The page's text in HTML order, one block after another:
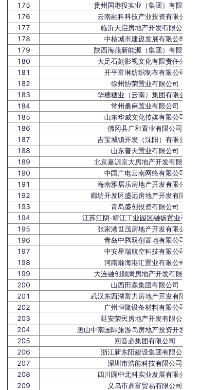
175
贵州国港投实业（集团）有限公司
176
云南融科科技产业投资有限公司
177
临沂天启房地产开发有限公司
178
中核城市建设发展有限公司
179
陕西海燕新能源（集团）有限公司
180
大足石刻影视文化有限责任公司
181
开平富琳纺织制衣有限公司
182
徐州协荣置业有限公司
183
华糖糖业（云南）集团有限公司
184
常州桑麻置业有限公司
185
山东华威文化传媒有限公司
186
佛冈县广和置业有限公司
187
吉宝城镇开发（沈阳）有限公司
188
山东普天置业有限公司
189
北京嘉源京大房地产开发有限公司
190
中国广电云南网络有限公司
191
海南雅居乐房地产开发有限公司
192
廊坊开发区盛远房地产开发有限公司
193
青岛盛创投资有限公司
194
江苏江阴-靖江工业园区融扬置业有限公司
195
张家港世茂房地产开发有限公司
196
青岛中腾双创置地有限公司
197
中安星瑞航空科技有限公司
198
河南瀚海港汇置业有限公司
199
大连融创颢腾房地产开发有限公司
200
山西田森集团有限公司
201
武汉东西湖富力房地产开发有限公司
202
广州恒隆设备材料有限公司
203
延安荣民房地产开发有限公司
204
唐山中南国际旅游岛房地产投资开发有限公司
205
回音必集团有限公司
206
浙江新东阳建设集团有限公司
207
深圳市浩能科技有限公司
208
四川圆中北科实业发展有限公司
209
义乌市鼎富贸易有限公司